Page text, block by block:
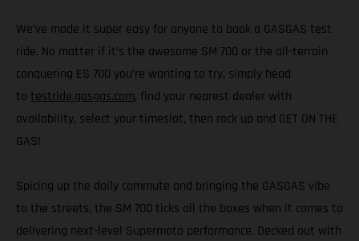
We’ve made it super easy for anyone to book a GASGAS test
ride. No matter if it’s the awesome SM 700 or the all-terrain
conquering ES 700 you’re wanting to try, simply head
to testride.gasgas.com, find your nearest dealer with
availability, select your timeslot, then rock up and GET ON THE
GAS!
Spicing up the daily commute and bringing the GASGAS vibe
to the streets, the SM 700 ticks all the boxes when it comes to
delivering next-level Supermoto performance. Decked out with